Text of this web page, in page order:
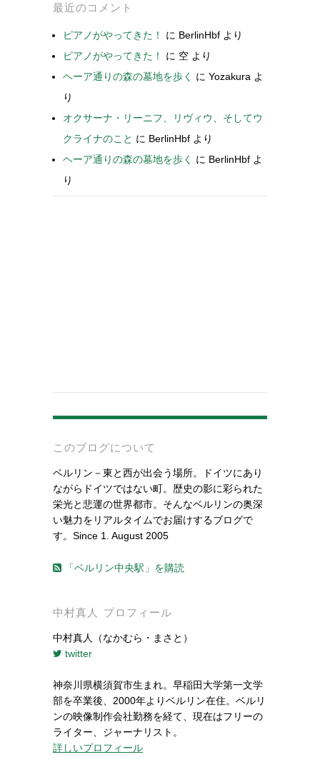
最近のコメント
ピアノがやってきた！ に BerlinHbf より
ピアノがやってきた！
に 空 より
ヘーア通りの森の墓地を歩く
に Yozakura よ
り
オクサーナ・リーニフ、リヴィウ、そしてウ
クライナのこと に BerlinHbf より
ヘーア通りの森の墓地を歩く
に BerlinHbf よ
り
このブログについて
ベルリン－東と西が出会う場所。ドイツにあり
ながらドイツではない町。歴史の影に彩られた
栄光と悲運の世界都市。そんなベルリンの奥深
い魅力をリアルタイムでお届けするブログで
す。Since 1. August 2005
「ベルリン中央駅」を購読
中村真人 プロフィール
中村真人（なかむら・まさと）
twitter
神奈川県横須賀市生まれ。早稲田大学第一文学
部を卒業後、2000年よりベルリン在住。ベルリ
ンの映像制作会社勤務を経て、現在はフリーの
ライター、ジャーナリスト。
詳しいプロフィール